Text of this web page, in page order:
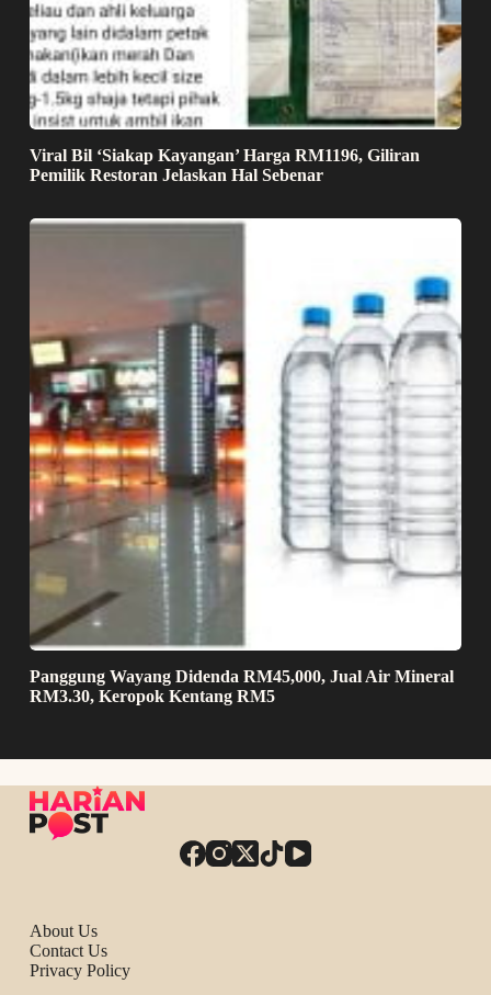
Viral Bil ‘Siakap Kayangan’ Harga RM1196, Giliran
Pemilik Restoran Jelaskan Hal Sebenar
Panggung Wayang Didenda RM45,000, Jual Air Mineral
RM3.30, Keropok Kentang RM5
About Us
Contact Us
Privacy Policy